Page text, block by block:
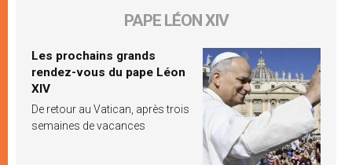
PAPE LÉON XIV
Les prochains grands
rendez-vous du pape Léon
XIV
De retour au Vatican, après trois
semaines de vacances